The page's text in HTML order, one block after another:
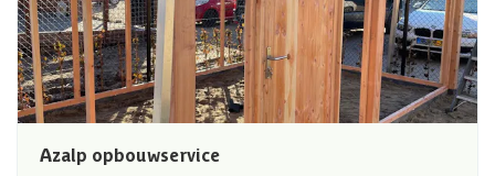
Azalp opbouwservice